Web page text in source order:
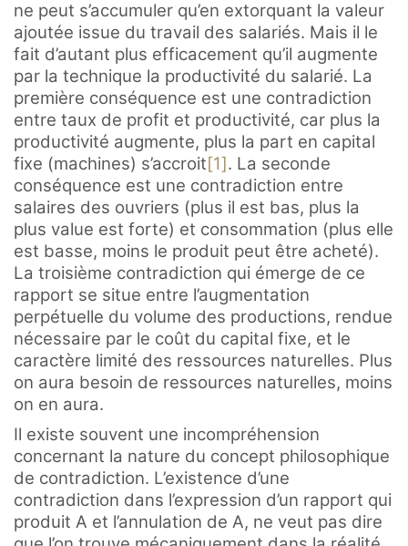
ne peut s’accumuler qu’en extorquant la valeur
ajoutée issue du travail des salariés. Mais il le
fait d’autant plus efficacement qu’il augmente
par la technique la productivité du salarié. La
première conséquence est une contradiction
entre taux de profit et productivité, car plus la
productivité augmente, plus la part en capital
fixe (machines) s’accroit[1]. La seconde
conséquence est une contradiction entre
salaires des ouvriers (plus il est bas, plus la
plus value est forte) et consommation (plus elle
est basse, moins le produit peut être acheté).
La troisième contradiction qui émerge de ce
rapport se situe entre l’augmentation
perpétuelle du volume des productions, rendue
nécessaire par le coût du capital fixe, et le
caractère limité des ressources naturelles. Plus
on aura besoin de ressources naturelles, moins
on en aura.
Il existe souvent une incompréhension
concernant la nature du concept philosophique
de contradiction. L’existence d’une
contradiction dans l’expression d’un rapport qui
produit A et l’annulation de A, ne veut pas dire